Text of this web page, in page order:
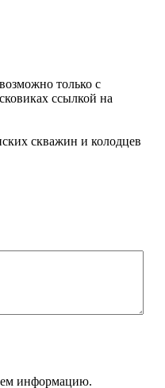
только с
ссылкой на
скважин и колодцев
информацию.